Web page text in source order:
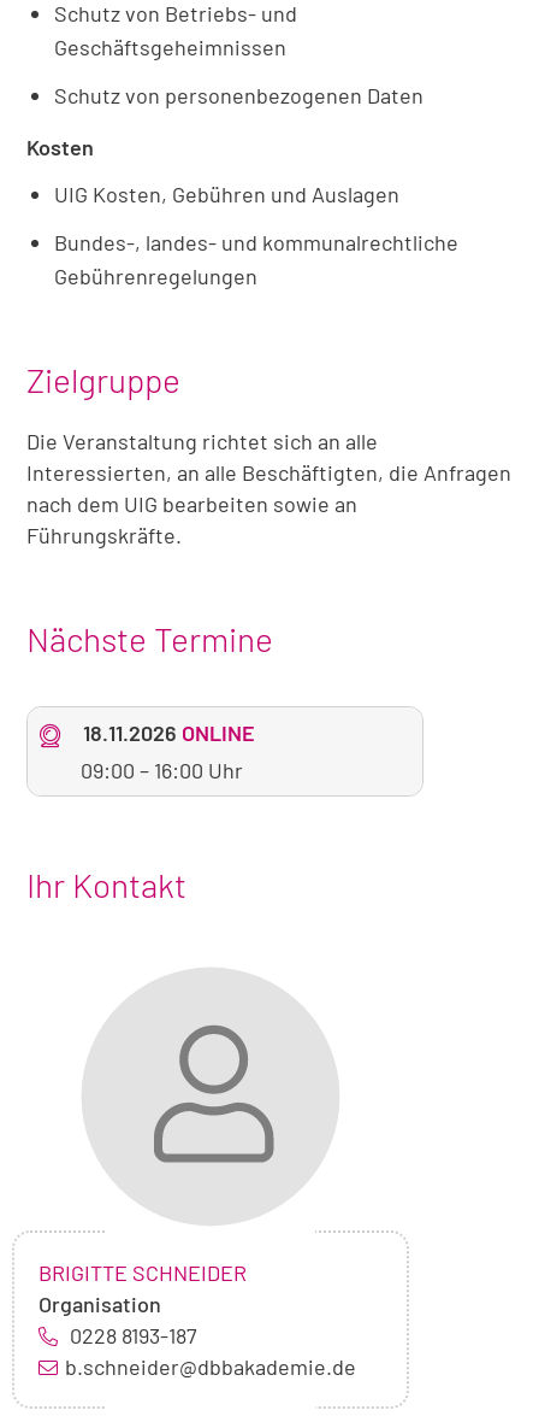
Schutz von Betriebs- und
Geschäftsgeheimnissen
Schutz von personenbezogenen Daten
Kosten
UIG Kosten, Gebühren und Auslagen
Bundes-, landes- und kommunalrechtliche
Gebührenregelungen
Zielgruppe
Die Veranstaltung richtet sich an alle
Interessierten, an alle Beschäftigten, die Anfragen
nach dem UIG bearbeiten sowie an
Führungskräfte.
Nächste Termine
18.11.2026 ONLINE
09:00– 16:00 Uhr
Ihr Kontakt
Foto
Brigitte
Schneider
NAME:
BRIGITTE SCHNEIDER
Organisation
0228 8193-187
b.schneider@dbbakademie.de